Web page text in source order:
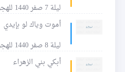
ليلة 7 صفر 1440 للهجرة
أموت وياك لو بإيدي
ليلة 8 صفر 1440 للهجرة
أبكي بني الزهراء